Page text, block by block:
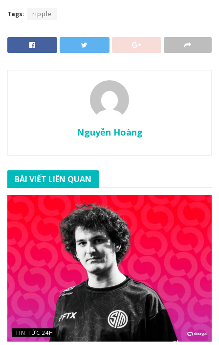
Tags: ripple
Nguyễn Hoàng
BÀI VIẾT LIÊN QUAN
TIN TỨC 24H